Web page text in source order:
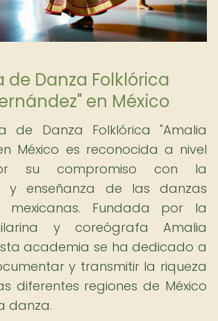
Danza Folklórica
en México
de Danza Folklórica "Amalia
México es reconocida a nivel
su compromiso con la
y enseñanza de las danzas
mexicanas. Fundada por la
y coreógrafa Amalia
academia se ha dedicado a
y transmitir la riqueza
diferentes regiones de México
danza.